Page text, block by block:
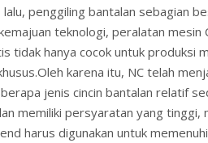
penggiling bantalan sebagian
teknologi, peralatan mesin
tidak hanya cocok untuk produksi
karena itu, NC telah
jenis cincin bantalan relatif
memiliki persyaratan yang tinggi,
harus digunakan untuk